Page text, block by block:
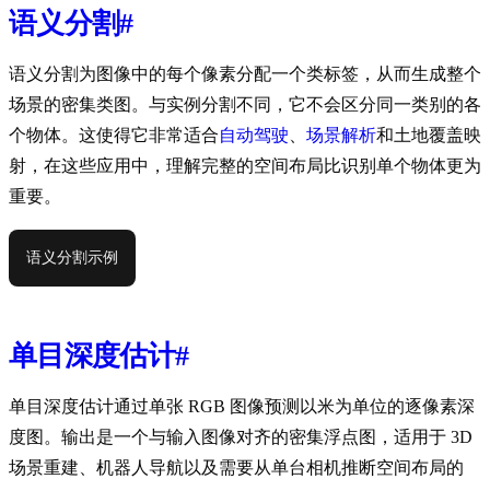
语义分割#
语义分割为图像中的每个像素分配一个类标签，从而生成整个
场景的密集类图。与实例分割不同，它不会区分同一类别的各
个物体。这使得它非常适合自动驾驶 场景解析和土地覆盖映
射，在这些应用中，理解完整的空间布局比识别单个物体更为
重要。
语义分割示例
单目深度估计#
单目深度估计通过单张 RGB 图像预测以米为单位的逐像素深
度图。输出是一个与输入图像对齐的密集浮点图，适用于 3D
场景重建、机器人导航以及需要从单台相机推断空间布局的